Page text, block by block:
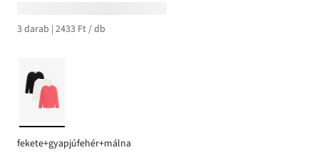
3 darab | 2433 Ft / db
fekete+gyapjúfehér+málna